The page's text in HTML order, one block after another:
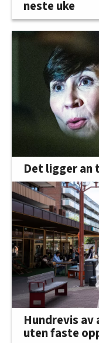
oversikten lengre
neste uke
Det ligger
Hundrevis av
uten faste